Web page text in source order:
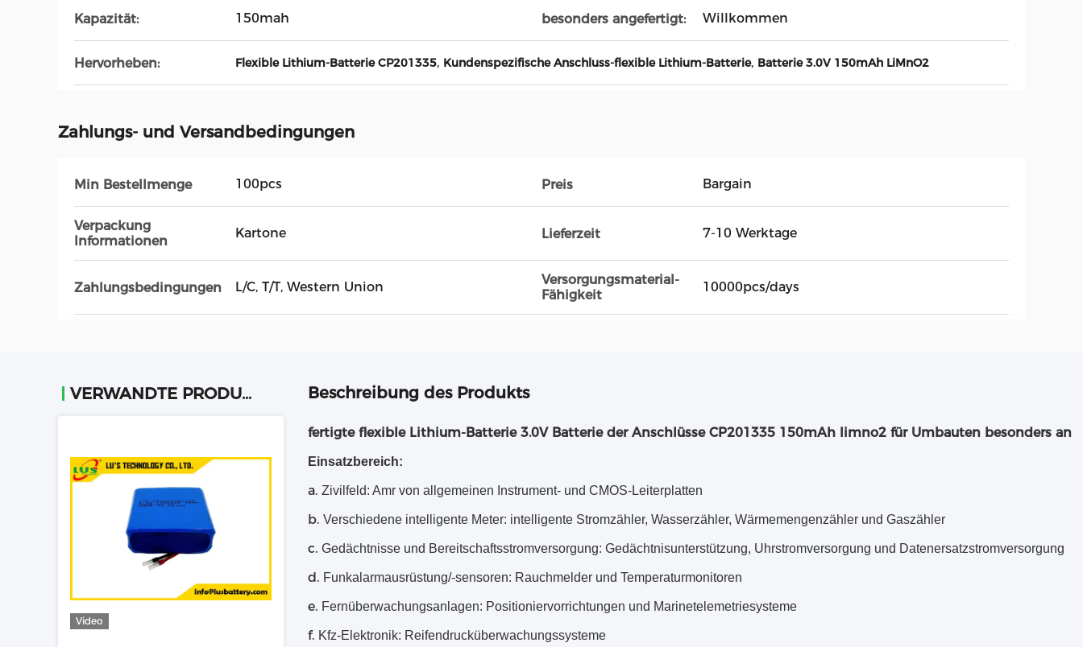
Kapazität: 150mah besonders angefertigt: Willkommen
Hervorheben: Flexible Lithium-Batterie CP201335, Kundenspezifische Anschluss-flexible Lithium-Batterie, Batterie 3.0V 150mAh LiMnO2
Zahlungs- und Versandbedingungen
Min Bestellmenge 100pcs Preis Bargain
Verpackung
Informationen
Kartone Lieferzeit 7-10 Werktage
Zahlungsbedingungen L/C, T/T, Western Union
Versorgungsmaterial-
Fähigkeit
10000pcs/days
VERWANDTE PRODUKTE
Video
Beschreibung des Produkts
fertigte flexible Lithium-Batterie 3.0V Batterie der Anschlüsse CP201335 150mAh limno2 für Umbauten besonders an
Einsatzbereich:
a. Zivilfeld: Amr von allgemeinen Instrument- und CMOS-Leiterplatten
b. Verschiedene intelligente Meter: intelligente Stromzähler, Wasserzähler, Wärmemengenzähler und Gaszähler
c. Gedächtnisse und Bereitschaftsstromversorgung: Gedächtnisunterstützung, Uhrstromversorgung und Datenersatzstromversorgung
d. Funkalarmausrüstung/-sensoren: Rauchmelder und Temperaturmonitoren
e. Fernüberwachungsanlagen: Positioniervorrichtungen und Marinetelemetriesysteme
f. Kfz-Elektronik: Reifendrucküberwachungssysteme